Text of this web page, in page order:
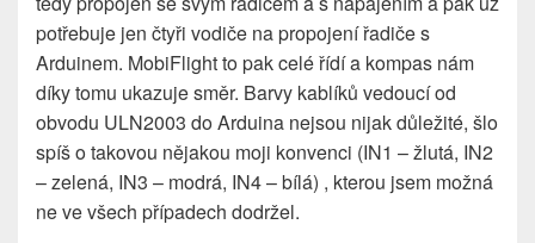
potřebuje jen čtyři vodiče na propojení řadiče s
Arduinem. MobiFlight to pak celé řídí a kompas nám
díky tomu ukazuje směr. Barvy kablíků vedoucí od
obvodu ULN2003 do Arduina nejsou nijak důležité, šlo
spíš o takovou nějakou moji konvenci (IN1 – žlutá, IN2
– zelená, IN3 – modrá, IN4 – bílá) , kterou jsem možná
ne ve všech případech dodržel.